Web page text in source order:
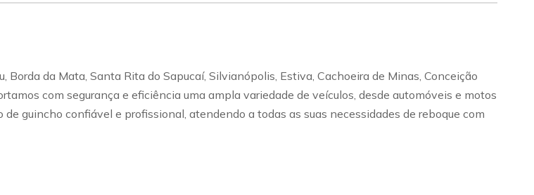
da Mata, Santa Rita do Sapucaí, Silvianópolis, Estiva, Cachoeira de Minas, Conceição
com segurança e eficiência uma ampla variedade de veículos, desde automóveis e motos
guincho confiável e profissional, atendendo a todas as suas necessidades de reboque com